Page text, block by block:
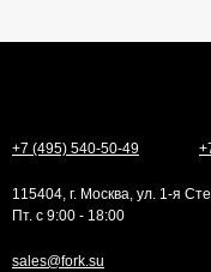
+7 (495) 540-50-49
115404, г. Москва, ул. 1-я
Пт. с 9:00 - 18:00
sales@fork.su